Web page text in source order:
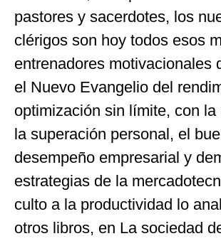
pastores y sacerdotes, los
clérigos son hoy todos esos
entrenadores motivacionales
el Nuevo Evangelio del
optimización sin límite, con la
la superación personal, el
desempeño empresarial y
estrategias de la
culto a la productividad lo
otros libros, en La sociedad